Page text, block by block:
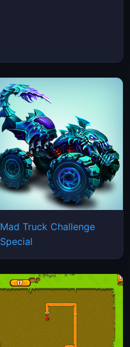
Mad Truck Challenge
Special